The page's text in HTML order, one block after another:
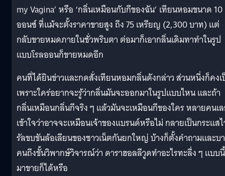
my Vagina’ หรือ ‘กลิ่นเหมือนกับกีของฉัน’ เทียนหอมขนาด 10
ออนซ์ ที่แม้จะตั้งราคาขายสูง ถึง 75 เหรียญ (2,300 บาท) แต่
กลับขายหมดภายในชั่วพริบตา ต่อมาก็เอากลิ่นเดิมทาทำในรูป
แบบโรลออนก็ขายหมดอีก
คนที่ได้ยินข่าวและกดสั่งเทียนหอมกลิ่นดังกล่าว ส่วนหนึ่งก็คง
เพราะใคร่อยากจะรู้ว่ากลิ่นมันจะออกมาในรูปแบบไหน และถ้า
กลิ่นเหมือนกลิ่นกีจริง ๆ แล้วมันจะเหมือนกีของใคร หลายคนเ
เข้าใจว่าอาจจะเหมือนเจ้าของแบรนด์หรือไม่ กลายเป็นกระแส
รัลขบขันล้อเลียนของชาวเน็ตกันยกใหญ่ บ้างก็ตั้งคำถามและบ
คนถึงขั้นวิพากษ์วิจารณ์ว่า ดาราฮอลลีวูดทำอะไรทะลึ่ง ๆ แบบนี้
มาขายก็ได้หรือ